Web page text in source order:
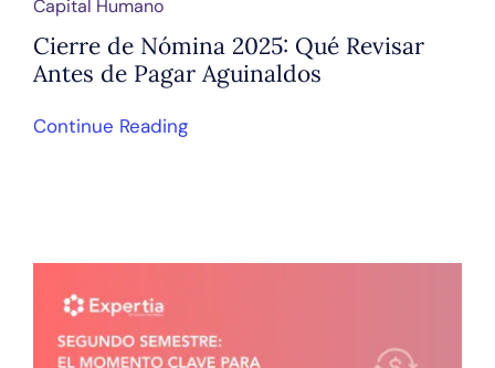
Capital Humano
Cierre de Nómina 2025: Qué Revisar
Antes de Pagar Aguinaldos
Continue Reading